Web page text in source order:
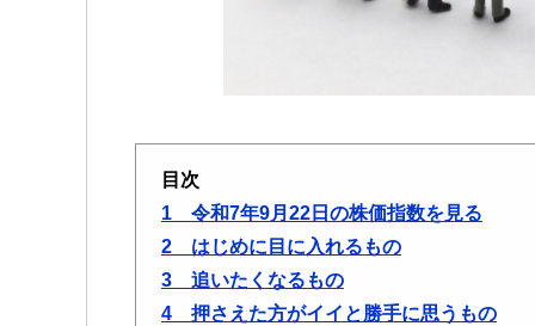
目次
1 令和7年9月22日の株価指数を見る
2 はじめに目に入れるもの
3 追いたくなるもの
4 押さえた方がイイと勝手に思うもの